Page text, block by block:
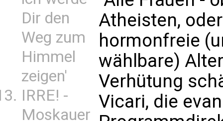
Dir den
Weg zum
Himmel
zeigen'
IRRE! -
Moskauer
Atheisten,
hormonfreie
wählbare)
Verhütung
Vicari, die